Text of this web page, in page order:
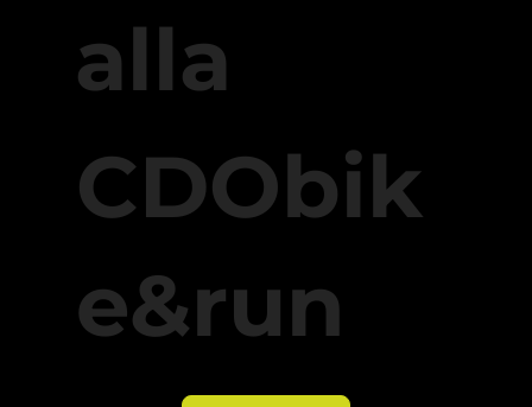
alla
CDObik
e&run